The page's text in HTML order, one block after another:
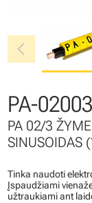
chevron_left
PA-
PA 02/3
SINUSOIDAS
Tinka naudoti
Įspaudžiami
užtraukiami ant